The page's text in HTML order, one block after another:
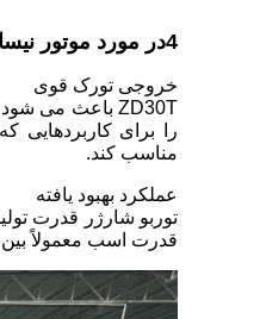
4در مورد موتور نيسان
خروجی تورک قوی
مناسب کند.
عملکرد بهبود یافته
قدرت اسب معمولاً بین 110-170 اسب بخار است.که قابلیت شتاب و کشش بسیار بهتری را فراهم می کند.